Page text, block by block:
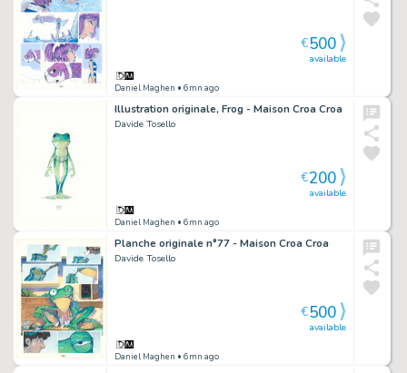
Daniel Maghen • 6mn ago
available
€500
Illustration originale, Frog - Maison Croa Croa
Davide Tosello
Daniel Maghen • 6mn ago
available
€200
Planche originale n°77 - Maison Croa Croa
Davide Tosello
Daniel Maghen • 6mn ago
available
€500